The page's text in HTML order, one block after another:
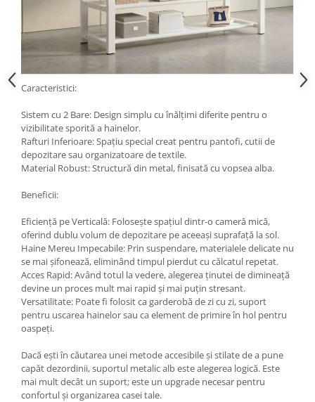
Caracteristici:
Sistem cu 2 Bare: Design simplu cu înălțimi diferite pentru o
vizibilitate sporită a hainelor.
Rafturi Inferioare: Spațiu special creat pentru pantofi, cutii de
depozitare sau organizatoare de textile.
Material Robust: Structură din metal, finisată cu vopsea alba.
Beneficii:
Eficiență pe Verticală: Folosește spațiul dintr-o cameră mică,
oferind dublu volum de depozitare pe aceeași suprafață la sol.
Haine Mereu Impecabile: Prin suspendare, materialele delicate nu
se mai șifonează, eliminând timpul pierdut cu călcatul repetat.
Acces Rapid: Având totul la vedere, alegerea ținutei de dimineață
devine un proces mult mai rapid și mai puțin stresant.
Versatilitate: Poate fi folosit ca garderobă de zi cu zi, suport
pentru uscarea hainelor sau ca element de primire în hol pentru
oaspeți.
Dacă ești în căutarea unei metode accesibile și stilate de a pune
capăt dezordinii, suportul metalic alb este alegerea logică. Este
mai mult decât un suport; este un upgrade necesar pentru
confortul și organizarea casei tale.